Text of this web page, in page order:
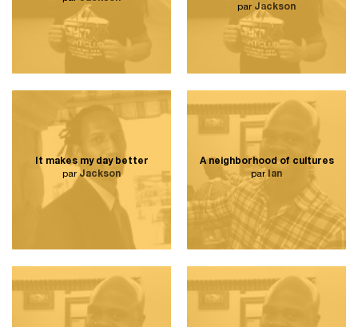
par Jackson
It makes my day better
parJackson
A neighborhood of cultures
par Ian